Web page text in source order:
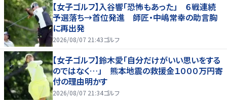
【女子ゴルフ】入谷響「恐怖もあった」 ６戦連続
予選落ち→首位発進 師匠・中嶋常幸の助言胸
に再出発
2026/08/07 21:43ゴルフ
【女子ゴルフ】鈴木愛「自分だけがいい思いをする
のではなく…」 熊本地震の救援金１０００万円寄
付の理由明かす
2026/08/07 21:34ゴルフ